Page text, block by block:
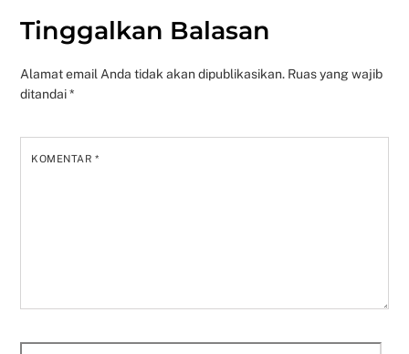
Tinggalkan Balasan
Alamat email Anda tidak akan dipublikasikan. Ruas yang wajib
ditandai*
KOMENTAR*